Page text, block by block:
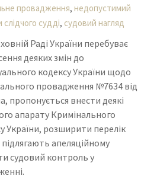
провадження,недопустимий
судді, судовий нагляд
Раді України перебуває
деяких змін до
кодексу України щодо
провадження №7634 від
пропонується внести деякі
апарату Кримінального
України, розширити перелік
підлягають апеляційному
судовий контроль у